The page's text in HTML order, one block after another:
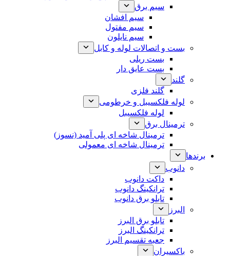
سیم برق
سیم افشان
سیم مفتول
سیم نایلون
بست و اتصالات لوله و کابل
بست ریلی
بست عایق دار
گلند
گلند فلزی
لوله فلکسیبل و خرطومی
لوله فلکسیبل
ترمینال برق
ترمینال شاخه ای پلی آمید (نسوز)
ترمینال شاخه ای معمولی
برندها
دانوب
داکت دانوب
ترانکینگ دانوب
تابلو برق دانوب
البرز
تابلو برق البرز
ترانکینگ البرز
جعبه تقسیم البرز
باکسیران